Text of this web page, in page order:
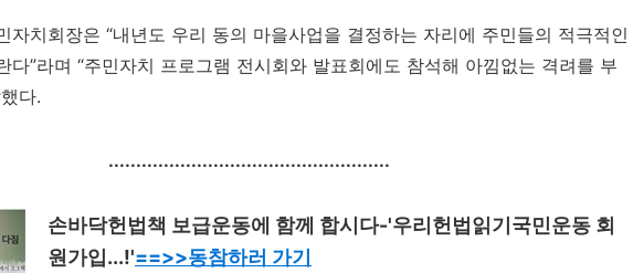
자치회장은 “내년도 우리 동의 마을사업을 결정하는 자리에 주민들의 적극적인
다”라며 “주민자치 프로그램 전시회와 발표회에도 참석해 아낌없는 격려를 부
다.
...................................................
손바닥헌법책 보급운동에 함께 합시다-'우리헌법읽기국민운동 회
원가입...!'==>>동참하러 가기